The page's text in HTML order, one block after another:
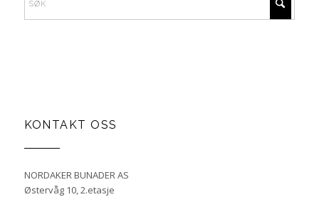
KONTAKT OSS
NORDAKER BUNADER AS
Østervåg 10, 2.etasje